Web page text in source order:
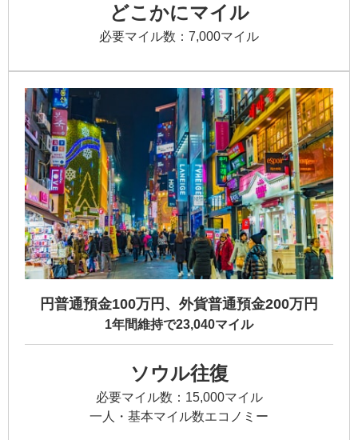
どこかにマイル
必要マイル数：7,000マイル
円普通預金100万円、外貨普通預金200万円
1年間維持で23,040マイル
ソウル往復
必要マイル数：15,000マイル
一人・基本マイル数エコノミー